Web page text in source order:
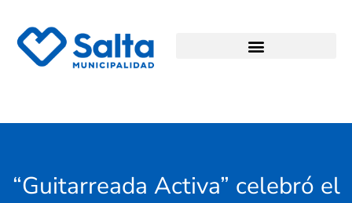
“Guitarreada Activa” celebró el